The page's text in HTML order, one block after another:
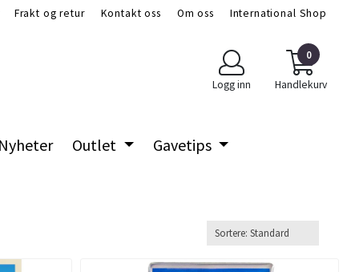
Frakt og retur Kontakt oss Om oss International Shop
Logg inn
0
Handlekurv
Nyheter Outlet Gavetips